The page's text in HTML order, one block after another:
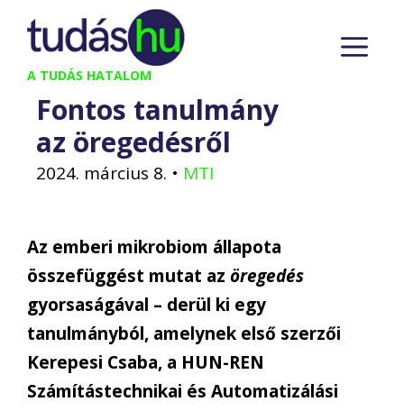
Kilépés
tartalomba
A TUDÁS HATALOM
Fontos tanulmány
az öregedésről
2024. március 8. • MTI
Az emberi mikrobiom állapota
összefüggést mutat az öregedés
gyorsaságával – derül ki egy
tanulmányból, amelynek első szerzői
Kerepesi Csaba, a HUN-REN
Számítástechnikai és Automatizálási